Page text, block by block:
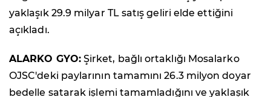
yaklaşık 29.9 milyar TL satış geliri elde ettiğini
açıkladı.
ALARKO GYO:Şirket, bağlı ortaklığı Mosalarko
OJSC'deki paylarının tamamını 26.3 milyon doyar
bedelle satarak işlemi tamamladığını ve yaklaşık